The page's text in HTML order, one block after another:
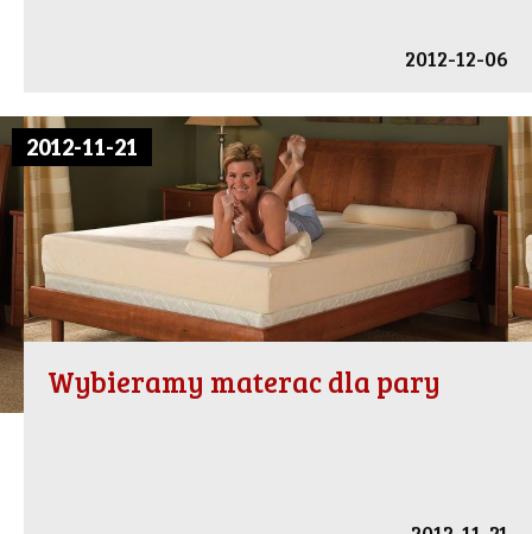
2012-12-06
2012-11-21
Wybieramy materac dla pary